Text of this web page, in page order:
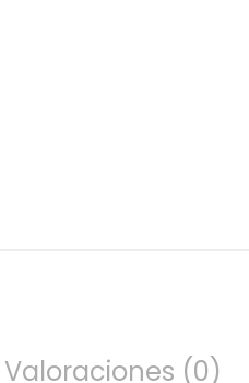
Valoraciones (0)